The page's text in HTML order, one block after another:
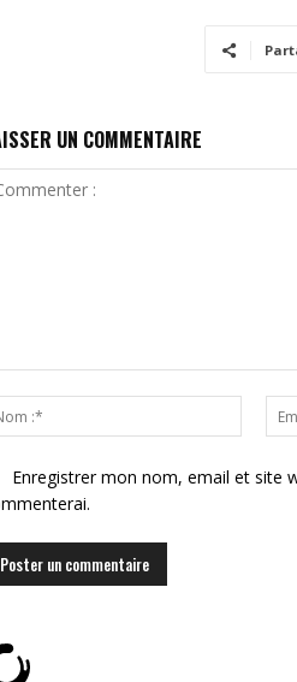
UN COMMENTAIRE
Nom
:*
Enregistrer mon nom, email et site